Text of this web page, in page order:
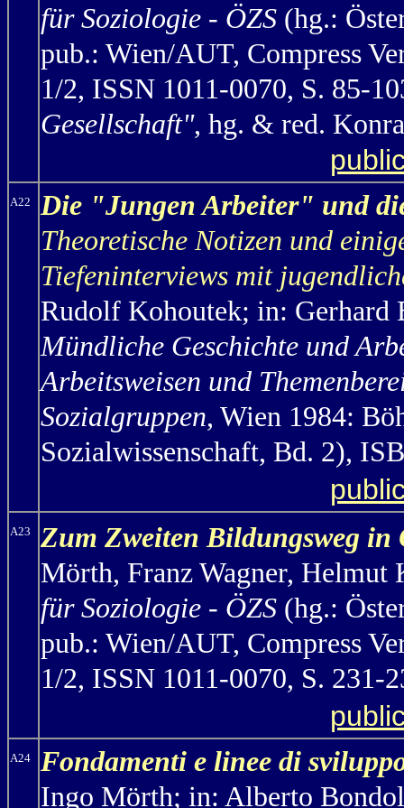
für Soziologie - ÖZS (hg.:
pub.: Wien/AUT, Compress
1/2, ISSN 1011-0070, S. 85-
Gesellschaft", hg. & red.
A22
Die "Jungen Arbeiter" und
Theoretische Notizen und
Tiefeninterviews mit
Rudolf Kohoutek; in: Gerhard
Mündliche Geschichte und
Arbeitsweisen und
Sozialgruppen, Wien 1984:
Sozialwissenschaft, Bd. 2),
A23
Zum Zweiten Bildungsweg in
Mörth, Franz Wagner,
für Soziologie - ÖZS (hg.:
pub.: Wien/AUT, Compress
1/2, ISSN 1011-0070, S. 231-
A24
Fondamenti e linee di
Ingo Mörth; in: Alberto